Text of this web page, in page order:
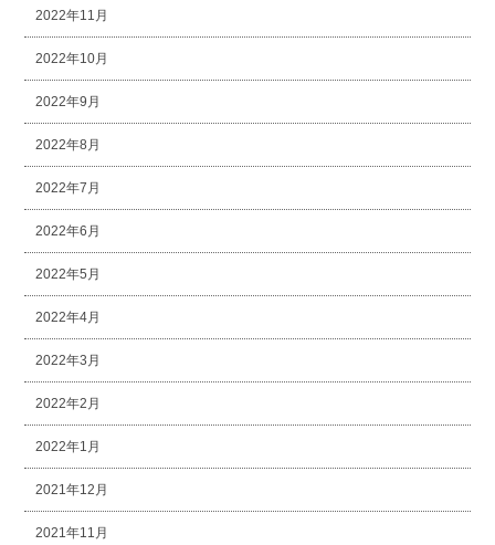
2022年11月
2022年10月
2022年9月
2022年8月
2022年7月
2022年6月
2022年5月
2022年4月
2022年3月
2022年2月
2022年1月
2021年12月
2021年11月